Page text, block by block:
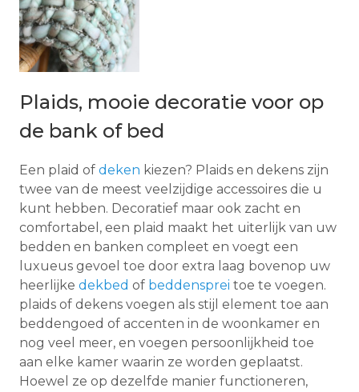
Plaids, mooie decoratie voor op
de bank of bed
Een plaid of deken kiezen? Plaids en dekens zijn
twee van de meest veelzijdige accessoires die u
kunt hebben. Decoratief maar ook zacht en
comfortabel, een plaid maakt het uiterlijk van uw
bedden en banken compleet en voegt een
luxueus gevoel toe door extra laag bovenop uw
heerlijke dekbed of beddensprei toe te voegen.
plaids of dekens voegen als stijl element toe aan
beddengoed of accenten in de woonkamer en
nog veel meer, en voegen persoonlijkheid toe
aan elke kamer waarin ze worden geplaatst.
Hoewel ze op dezelfde manier functioneren,